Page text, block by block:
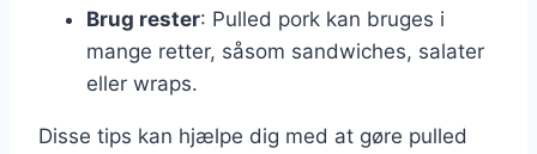
Brug rester: Pulled pork kan bruges i
mange retter, såsom sandwiches, salater
eller wraps.
Disse tips kan hjælpe dig med at gøre pulled